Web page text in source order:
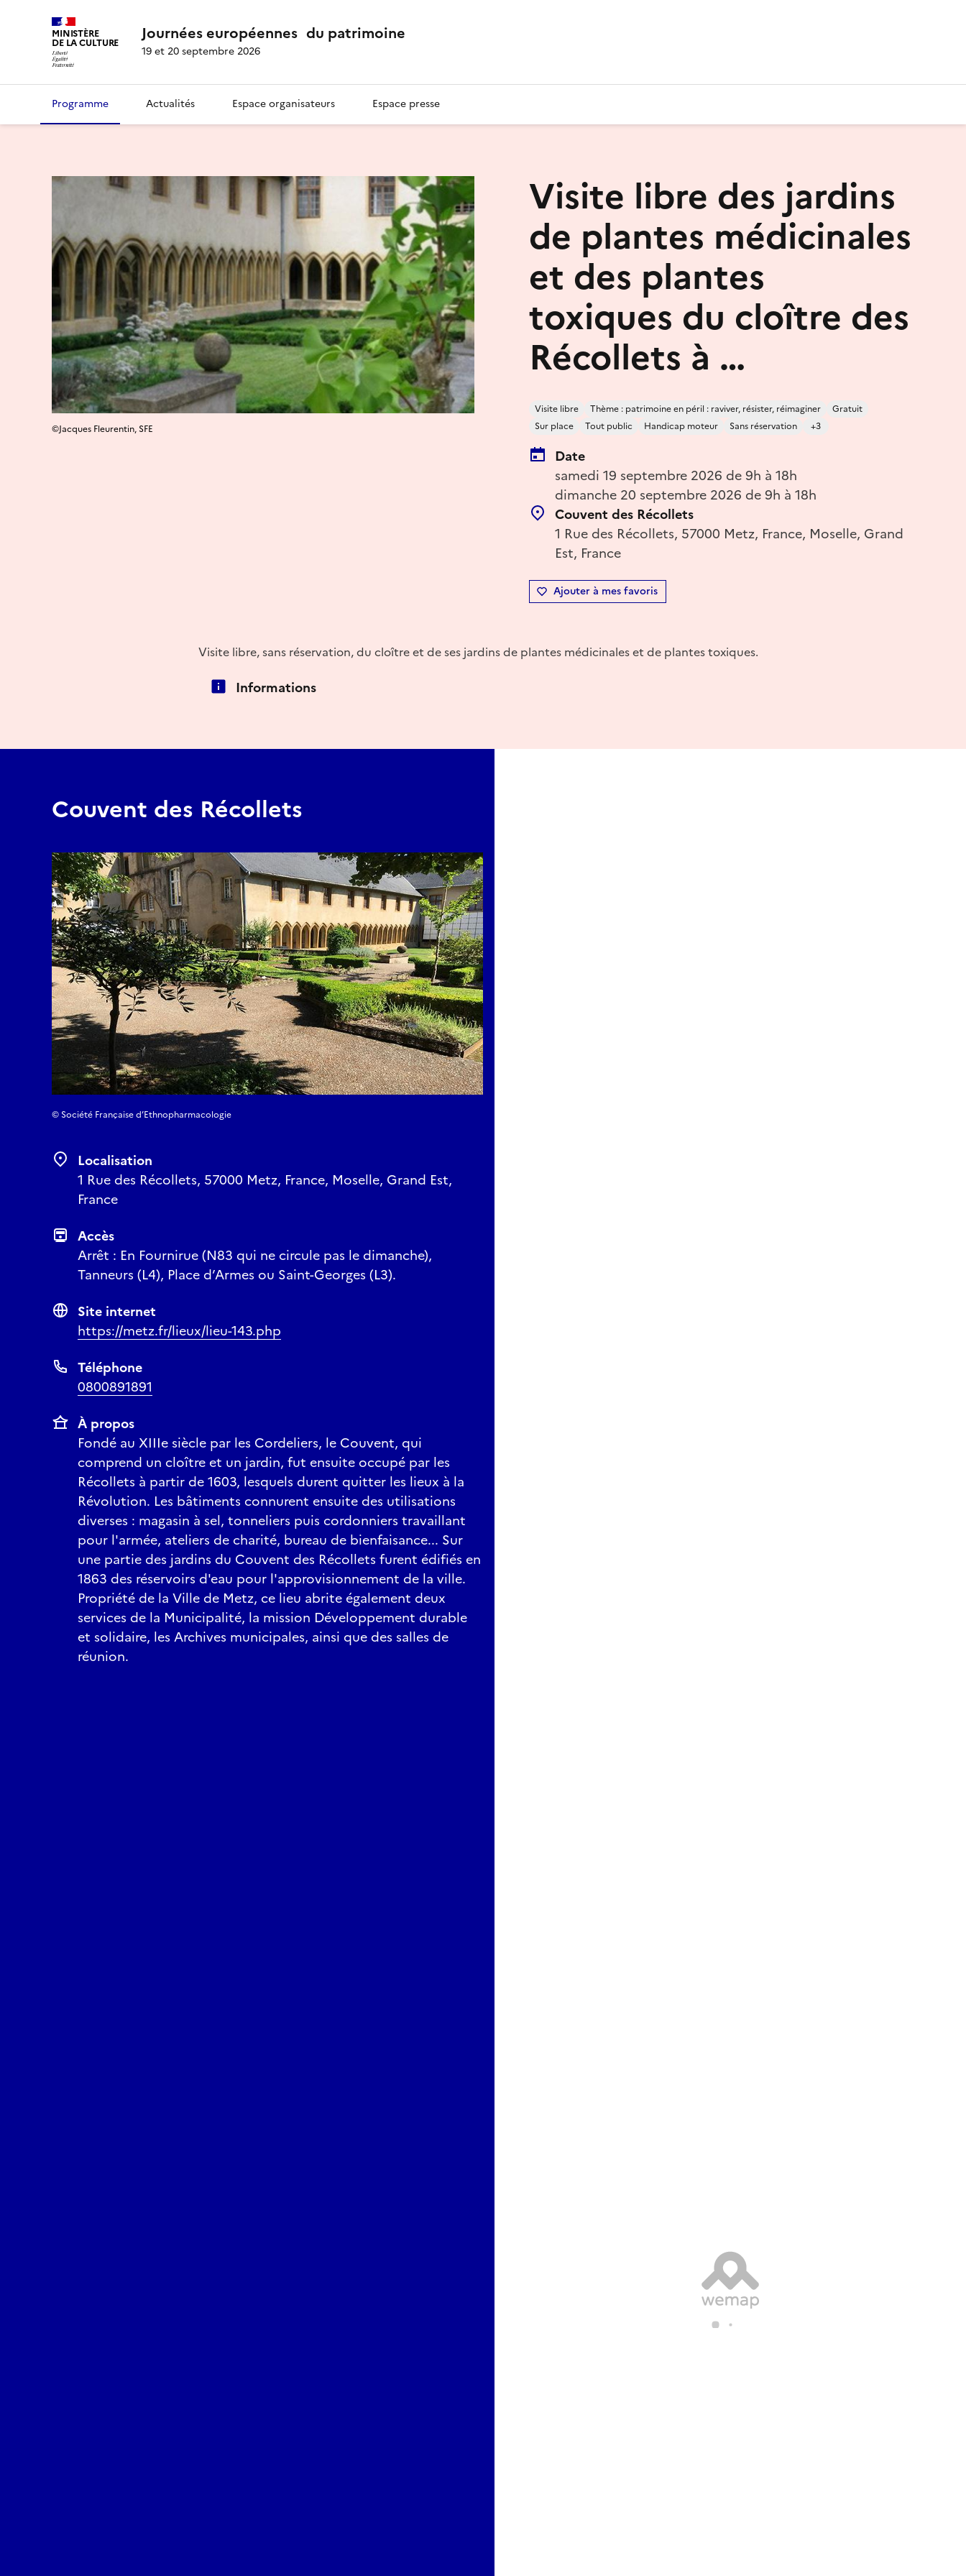
MINISTÈRE
DE LA CULTURE Journées européennes du patrimoine
19 et 20 septembre 2026
Programme Actualités Espace organisateurs Espace presse
Visite libre des jardins
de plantes médicinales
et des plantes
toxiques du cloître des
Récollets à …
Visite libre Thème : patrimoine en péril : raviver, résister, réimaginer
Gratuit
Sur place
Tout public Handicap moteur Sans réservation +3
Date
samedi 19 septembre 2026 de 9h à 18h
dimanche 20 septembre 2026 de 9h à 18h
Couvent des Récollets
1 Rue des Récollets, 57000 Metz, France, Moselle, Grand
Est, France
Ajouter à mes favoris
©Jacques Fleurentin, SFE
Visite libre, sans réservation, du cloître et de ses jardins de plantes médicinales et de plantes toxiques.
Informations
Couvent des Récollets
© Société Française d’Ethnopharmacologie
Localisation
1 Rue des Récollets, 57000 Metz, France, Moselle, Grand Est,
France
Accès
Arrêt : En Fournirue (N83 qui ne circule pas le dimanche),
Tanneurs (L4), Place d’Armes ou Saint-Georges (L3).
Site internet
https://metz.fr/lieux/lieu-143.php
Téléphone
0800891891
À propos
Fondé au XIIIe siècle par les Cordeliers, le Couvent, qui
comprend un cloître et un jardin, fut ensuite occupé par les
Récollets à partir de 1603, lesquels durent quitter les lieux à la
Révolution. Les bâtiments connurent ensuite des utilisations
diverses : magasin à sel, tonneliers puis cordonniers travaillant
pour l'armée, ateliers de charité, bureau de bienfaisance... Sur
une partie des jardins du Couvent des Récollets furent édifiés en
1863 des réservoirs d'eau pour l'approvisionnement de la ville.
Propriété de la Ville de Metz, ce lieu abrite également deux
services de la Municipalité, la mission Développement durable
et solidaire, les Archives municipales, ainsi que des salles de
réunion.